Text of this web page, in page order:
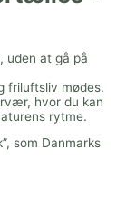
uden at gå på
friluftsliv mødes.
hvor du kan
rytme.
som Danmarks